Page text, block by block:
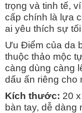
trọng và tinh tế,
cấp chính là lựa
ai yêu thích sự
Ưu Điểm của da
thuộc thảo mộc
càng dùng càng
dấu ấn riêng cho
Kích thước: 20
bàn tay, dễ dàng